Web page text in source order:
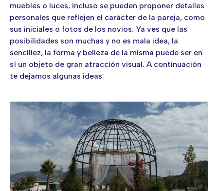
muebles o luces, incluso se pueden proponer detalles
personales que reflejen el carácter de la pareja, como
sus iniciales o fotos de los novios. Ya ves que las
posibilidades son muchas y no es mala idea, la
sencillez, la forma y belleza de la misma puede ser en
sí un objeto de gran atracción visual. A continuación
te dejamos algunas ideas: